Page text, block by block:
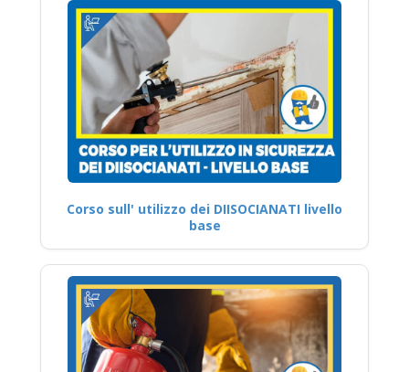
Corso sull' utilizzo dei DIISOCIANATI livello
base